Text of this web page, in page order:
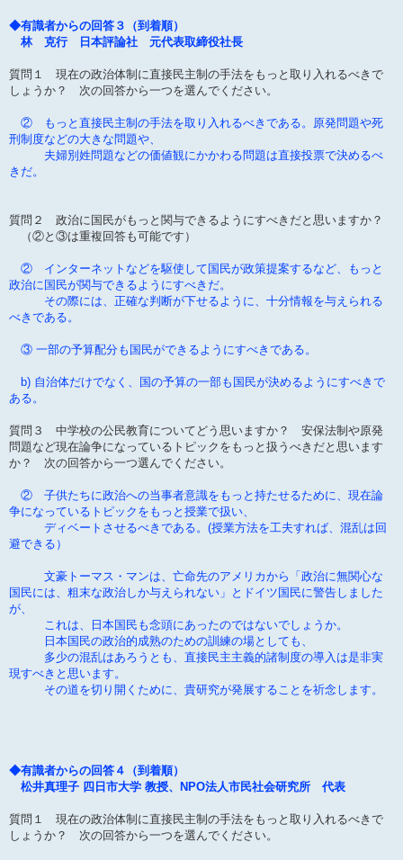
◆有識者からの回答３（到着順）
林 克行 日本評論社 元代表取締役社長
質問１ 現在の政治体制に直接民主制の手法をもっと取り入れるべきで
しょうか？ 次の回答から一つを選んでください。
② もっと直接民主制の手法を取り入れるべきである。原発問題や死
刑制度などの大きな問題や、
夫婦別姓問題などの価値観にかかわる問題は直接投票で決めるべ
きだ。
質問２ 政治に国民がもっと関与できるようにすべきだと思いますか？
（②と③は重複回答も可能です）
② インターネットなどを駆使して国民が政策提案するなど、もっと
政治に国民が関与できるようにすべきだ。
その際には、正確な判断が下せるように、十分情報を与えられる
べきである。
③ 一部の予算配分も国民ができるようにすべきである。
b) 自治体だけでなく、国の予算の一部も国民が決めるようにすべきで
ある。
質問３ 中学校の公民教育についてどう思いますか？ 安保法制や原発
問題など現在論争になっているトピックをもっと扱うべきだと思います
か？ 次の回答から一つ選んでください。
② 子供たちに政治への当事者意識をもっと持たせるために、現在論
争になっているトピックをもっと授業で扱い、
ディベートさせるべきである。(授業方法を工夫すれば、混乱は回
避できる）
文豪トーマス・マンは、亡命先のアメリカから「政治に無関心な
国民には、粗末な政治しか与えられない」とドイツ国民に警告しました
が、
これは、日本国民も念頭にあったのではないでしょうか。
日本国民の政治的成熟のための訓練の場としても、
多少の混乱はあろうとも、直接民主主義的諸制度の導入は是非実
現すべきと思います。
その道を切り開くために、貴研究が発展することを祈念します。
◆有識者からの回答４（到着順）
松井真理子 四日市大学 教授、NPO法人市民社会研究所 代表
質問１ 現在の政治体制に直接民主制の手法をもっと取り入れるべきで
しょうか？ 次の回答から一つを選んでください。